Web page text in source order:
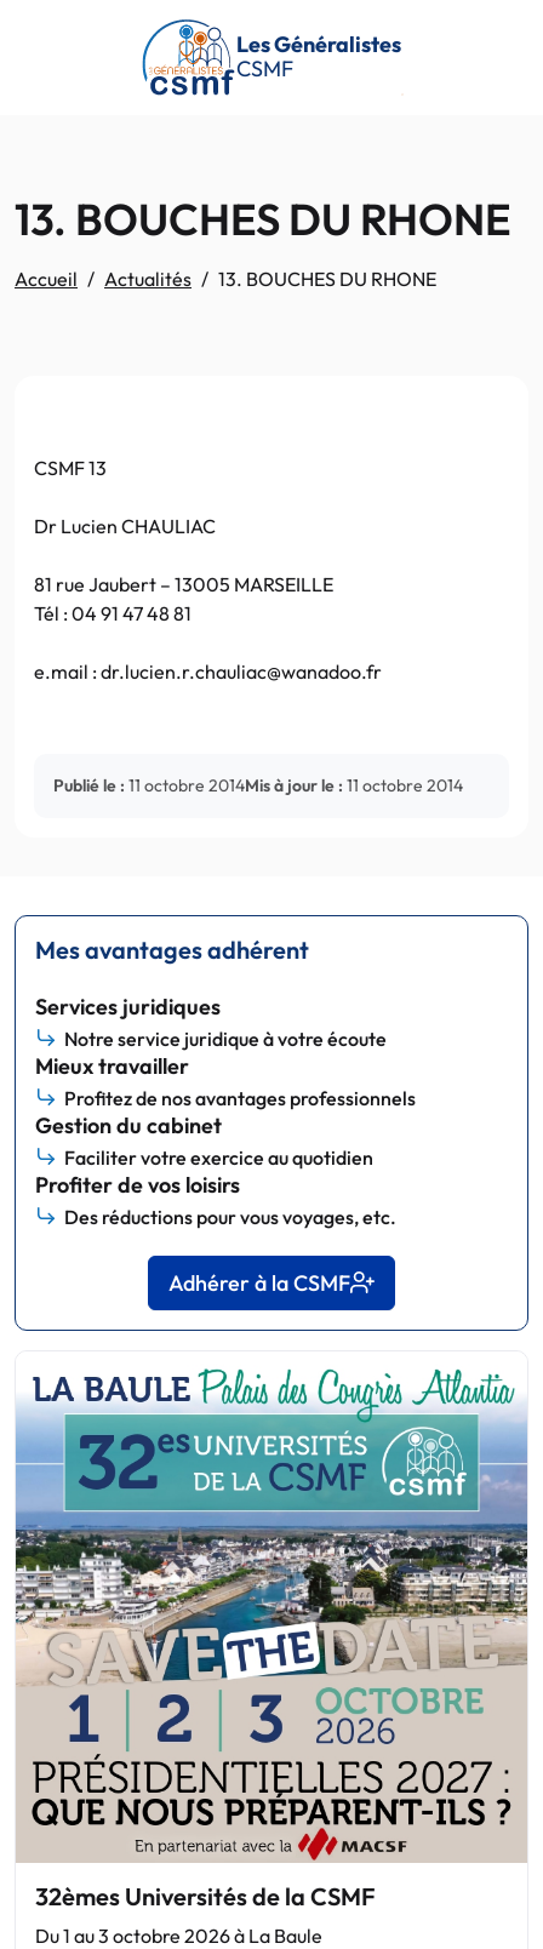
Passer au contenu principal
Les Généralistes
CSMF
13. BOUCHES DU RHONE
Accueil Actualités 13. BOUCHES DU RHONE
CSMF 13
Dr Lucien CHAULIAC
81 rue Jaubert – 13005 MARSEILLE
Tél : 04 91 47 48 81
e.mail : dr.lucien.r.chauliac@wanadoo.fr
Publié le : 11 octobre 2014Mis à jour le : 11 octobre 2014
Mes avantages adhérent
Services juridiques
Notre service juridique à votre écoute
Mieux travailler
Profitez de nos avantages professionnels
Gestion du cabinet
Faciliter votre exercice au quotidien
Profiter de vos loisirs
Des réductions pour vous voyages, etc.
Adhérer à la CSMF
32èmes Universités de la CSMF
Du 1 au 3 octobre 2026 à La Baule